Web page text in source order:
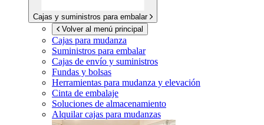
Cajas y suministros para embalar
Volver al menú principal
Cajas para mudanza
Suministros para embalar
Cajas de envío y suministros
Fundas y bolsas
Herramientas para mudanza y elevación
Cinta de embalaje
Soluciones de almacenamiento
Alquilar cajas para mudanzas